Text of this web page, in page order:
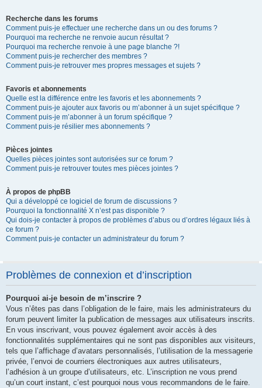
Recherche dans les forums
Comment puis-je effectuer une recherche dans un ou des forums ?
Pourquoi ma recherche ne renvoie aucun résultat ?
Pourquoi ma recherche renvoie à une page blanche ?!
Comment puis-je rechercher des membres ?
Comment puis-je retrouver mes propres messages et sujets ?
Favoris et abonnements
Quelle est la différence entre les favoris et les abonnements ?
Comment puis-je ajouter aux favoris ou m’abonner à un sujet spécifique ?
Comment puis-je m’abonner à un forum spécifique ?
Comment puis-je résilier mes abonnements ?
Pièces jointes
Quelles pièces jointes sont autorisées sur ce forum ?
Comment puis-je retrouver toutes mes pièces jointes ?
À propos de phpBB
Qui a développé ce logiciel de forum de discussions ?
Pourquoi la fonctionnalité X n’est pas disponible ?
Qui dois-je contacter à propos de problèmes d’abus ou d’ordres légaux liés à
ce forum ?
Comment puis-je contacter un administrateur du forum ?
Problèmes de connexion et d’inscription
Pourquoi ai-je besoin de m’inscrire ?
Vous n’êtes pas dans l’obligation de le faire, mais les administrateurs du
forum peuvent limiter la publication de messages aux utilisateurs inscrits.
En vous inscrivant, vous pouvez également avoir accès à des
fonctionnalités supplémentaires qui ne sont pas disponibles aux visiteurs,
tels que l’affichage d’avatars personnalisés, l’utilisation de la messagerie
privée, l’envoi de courriers électroniques aux autres utilisateurs,
l’adhésion à un groupe d’utilisateurs, etc. L’inscription ne vous prend
qu’un court instant, c’est pourquoi nous vous recommandons de le faire.